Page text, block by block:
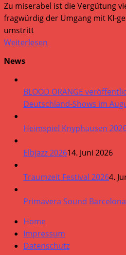
Zu miserabel ist die Vergütung
fragwürdig der Umgang mit KI-
umstritt
Weiterlesen
News
BLOOD ORANGE
Deutschland-Shows im
Heimspiel Knyphausen
Elbjazz 202614. Juni 2026
Traumzeit Festival 20264.
Primavera Sound
Home
Impressum
Datenschutz